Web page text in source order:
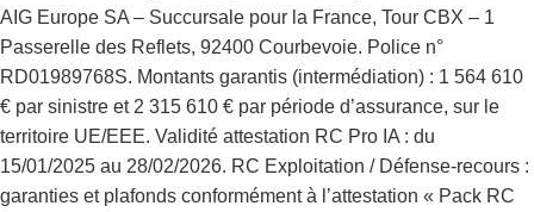
AIG Europe SA – Succursale pour la France, Tour CBX – 1
Passerelle des Reflets, 92400 Courbevoie. Police n°
RD01989768S. Montants garantis (intermédiation) : 1 564 610
€ par sinistre et 2 315 610 € par période d’assurance, sur le
territoire UE/EEE. Validité attestation RC Pro IA : du
15/01/2025 au 28/02/2026. RC Exploitation / Défense-recours :
garanties et plafonds conformément à l’attestation « Pack RC